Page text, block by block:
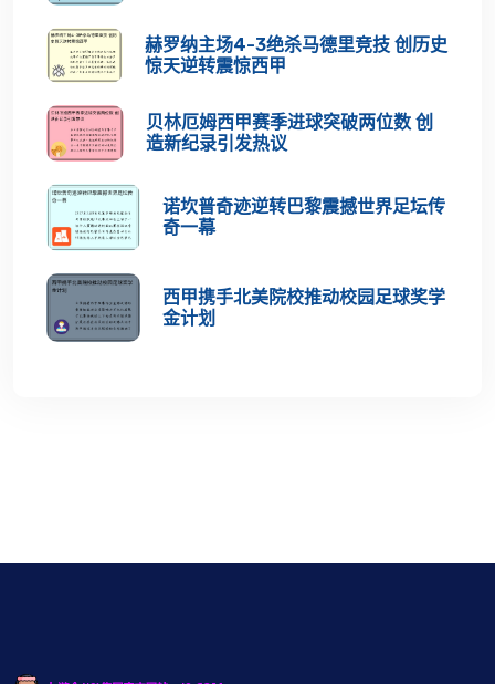
赫罗纳主场4-3绝杀马德里竞技 创历史
惊天逆转震惊西甲
贝林厄姆西甲赛季进球突破两位数 创
造新纪录引发热议
诺坎普奇迹逆转巴黎震撼世界足坛传
奇一幕
西甲携手北美院校推动校园足球奖学
金计划